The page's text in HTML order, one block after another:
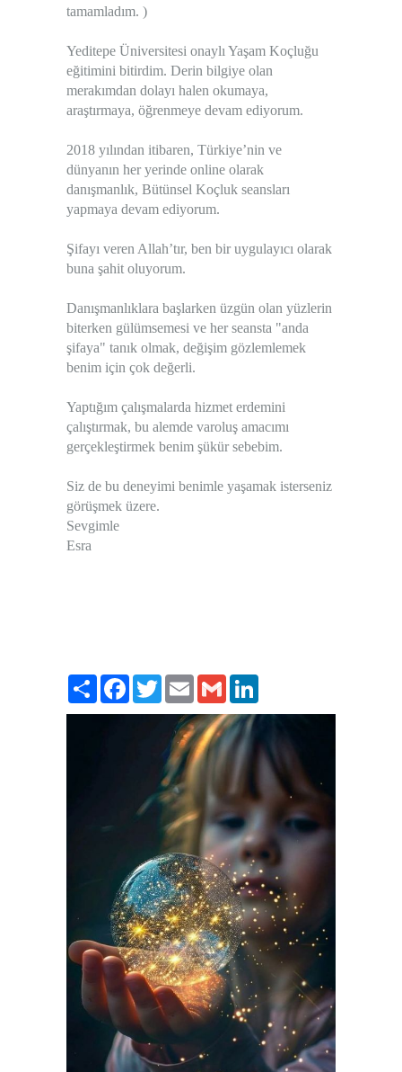
tamamladım. )
Yeditepe Üniversitesi onaylı Yaşam Koçluğu
eğitimini bitirdim. Derin bilgiye olan
merakımdan dolayı halen okumaya,
araştırmaya, öğrenmeye devam ediyorum.
2018 yılından itibaren, Türkiye’nin ve
dünyanın her yerinde online olarak
danışmanlık, Bütünsel Koçluk seansları
yapmaya devam ediyorum.
Şifayı veren Allah’tır, ben bir uygulayıcı olarak
buna şahit oluyorum.
Danışmanlıklara başlarken üzgün olan yüzlerin
biterken gülümsemesi ve her seansta "anda
şifaya" tanık olmak, değişim gözlemlemek
benim için çok değerli.
Yaptığım çalışmalarda hizmet erdemini
çalıştırmak, bu alemde varoluş amacımı
gerçekleştirmek benim şükür sebebim.
Siz de bu deneyimi benimle yaşamak isterseniz
görüşmek üzere.
Sevgimle
Esra
PaylaşFacebook
TwitterEmailGmail